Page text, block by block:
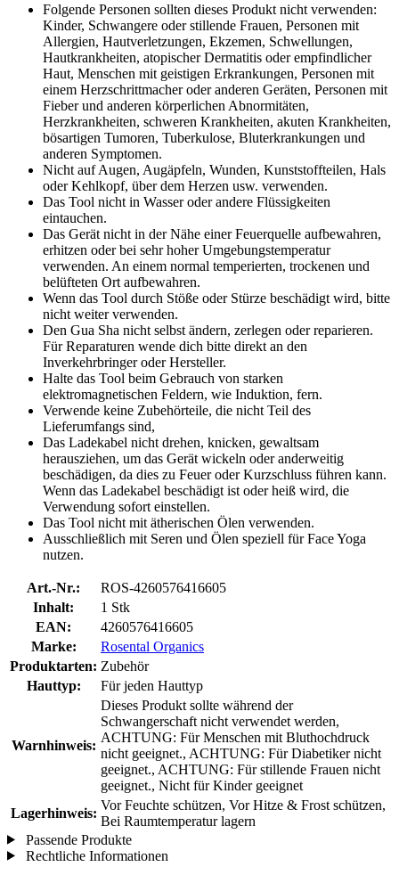
Folgende Personen sollten dieses Produkt nicht verwenden:
Kinder, Schwangere oder stillende Frauen, Personen mit
Allergien, Hautverletzungen, Ekzemen, Schwellungen,
Hautkrankheiten, atopischer Dermatitis oder empfindlicher
Haut, Menschen mit geistigen Erkrankungen, Personen mit
einem Herzschrittmacher oder anderen Geräten, Personen mit
Fieber und anderen körperlichen Abnormitäten,
Herzkrankheiten, schweren Krankheiten, akuten Krankheiten,
bösartigen Tumoren, Tuberkulose, Bluterkrankungen und
anderen Symptomen.
Nicht auf Augen, Augäpfeln, Wunden, Kunststoffteilen, Hals
oder Kehlkopf, über dem Herzen usw. verwenden.
Das Tool nicht in Wasser oder andere Flüssigkeiten
eintauchen.
Das Gerät nicht in der Nähe einer Feuerquelle aufbewahren,
erhitzen oder bei sehr hoher Umgebungstemperatur
verwenden. An einem normal temperierten, trockenen und
belüfteten Ort aufbewahren.
Wenn das Tool durch Stöße oder Stürze beschädigt wird, bitte
nicht weiter verwenden.
Den Gua Sha nicht selbst ändern, zerlegen oder reparieren.
Für Reparaturen wende dich bitte direkt an den
Inverkehrbringer oder Hersteller.
Halte das Tool beim Gebrauch von starken
elektromagnetischen Feldern, wie Induktion, fern.
Verwende keine Zubehörteile, die nicht Teil des
Lieferumfangs sind,
Das Ladekabel nicht drehen, knicken, gewaltsam
herausziehen, um das Gerät wickeln oder anderweitig
beschädigen, da dies zu Feuer oder Kurzschluss führen kann.
Wenn das Ladekabel beschädigt ist oder heiß wird, die
Verwendung sofort einstellen.
Das Tool nicht mit ätherischen Ölen verwenden.
Ausschließlich mit Seren und Ölen speziell für Face Yoga
nutzen.
Art.-Nr.:
ROS-4260576416605
Inhalt:
1 Stk
EAN:
4260576416605
Marke:
Rosental Organics
Produktarten: Zubehör
Hauttyp:
Für jeden Hauttyp
Warnhinweis:
Dieses Produkt sollte während der
Schwangerschaft nicht verwendet werden,
ACHTUNG: Für Menschen mit Bluthochdruck
nicht geeignet., ACHTUNG: Für Diabetiker nicht
geeignet., ACHTUNG: Für stillende Frauen nicht
geeignet., Nicht für Kinder geeignet
Lagerhinweis:
Vor Feuchte schützen, Vor Hitze & Frost schützen,
Bei Raumtemperatur lagern
Passende Produkte
Rechtliche Informationen